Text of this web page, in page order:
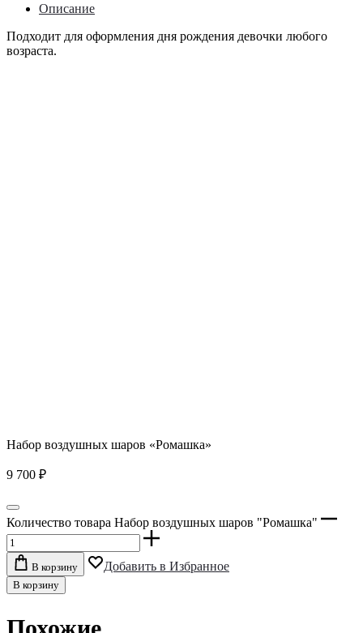
Описание
Подходит для оформления дня рождения девочки любого
возраста.
Набор воздушных шаров «Ромашка»
9 700 ₽
Количество товара Набор воздушных шаров "Ромашка"
В корзину Добавить в Избранное
В корзину
Похожие